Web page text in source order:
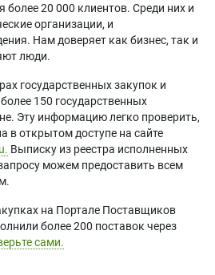
20 000 клиентов. Среди них и
организации, и
Нам доверяет как бизнес, так и
люди.
государственных закупок и
150 государственных
Эту информацию легко проверить,
в открытом доступе на сайте
Выписку из реестра исполненных
можем предоставить всем
на Портале Поставщиков
более 200 поставок через
сами.